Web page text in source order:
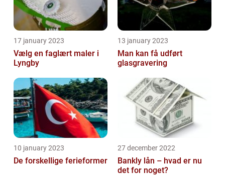
17 january 2023
Vælg en faglært maler i
Lyngby
13 january 2023
Man kan få udført
glasgravering
10 january 2023
De forskellige ferieformer
27 december 2022
Bankly lån – hvad er nu
det for noget?